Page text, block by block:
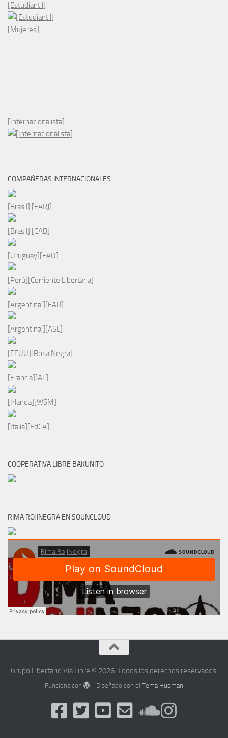
[Estudiantil]
[Mujeres]
[Internacionalista]
COMPAÑERAS INTERNACIONALES
[Brasil] [FARJ]
[Brasil] [CAB]
[Uruguay][FAU]
[Perú][Corriente Libertaria]
[Argentina ][FAR]
[Argentina ][ASL]
[EEUU][Rosa Negra]
[Francia][AL]
[Irlanda][WSM]
[Italia][FdCA]
COOPERATIVA LIBRE BAKUNITO
RIMA ROJINEGRA EN SOUNCLOUD
Grupo Libertario Vía Libre © 2026. Todos los derechos reservados.
Funciona con - Diseñado con elTema Hueman